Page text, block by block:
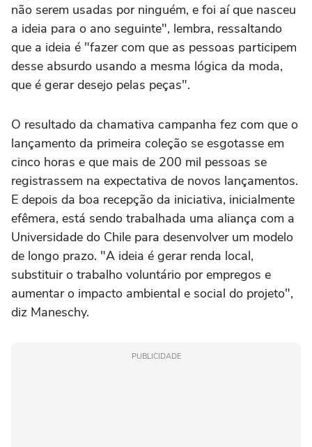
não serem usadas por ninguém, e foi aí que nasceu
a ideia para o ano seguinte", lembra, ressaltando
que a ideia é "fazer com que as pessoas participem
desse absurdo usando a mesma lógica da moda,
que é gerar desejo pelas peças".
O resultado da chamativa campanha fez com que o
lançamento da primeira coleção se esgotasse em
cinco horas e que mais de 200 mil pessoas se
registrassem na expectativa de novos lançamentos.
E depois da boa recepção da iniciativa, inicialmente
efêmera, está sendo trabalhada uma aliança com a
Universidade do Chile para desenvolver um modelo
de longo prazo. "A ideia é gerar renda local,
substituir o trabalho voluntário por empregos e
aumentar o impacto ambiental e social do projeto",
diz Maneschy.
PUBLICIDADE